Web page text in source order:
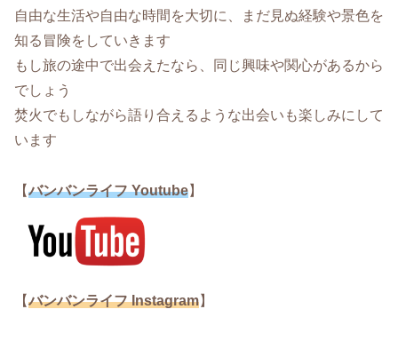
自由な生活や自由な時間を大切に、まだ見ぬ経験や景色を
知る冒険をしていきます
もし旅の途中で出会えたなら、同じ興味や関心があるから
でしょう
焚火でもしながら語り合えるような出会いも楽しみにして
います
【バンバンライフ Youtube】
【バンバンライフ Instagram】